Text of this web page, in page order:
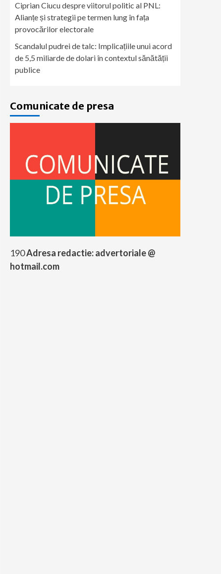
Ciprian Ciucu despre viitorul politic al PNL:
Alianțe și strategii pe termen lung în fața
provocărilor electorale
Scandalul pudrei de talc: Implicațiile unui acord
de 5,5 miliarde de dolari în contextul sănătății
publice
Comunicate de presa
190Adresa redactie: advertoriale @
hotmail.com